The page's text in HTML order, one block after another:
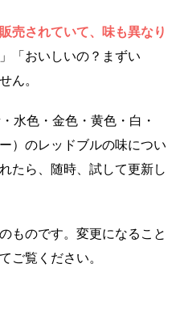
売されていて、味も異なり
「おいしいの？まずい
ん。
水色・金色・黄色・白・
）のレッドブルの味につい
たら、随時、試して更新し
ものです。変更になること
ご覧ください。